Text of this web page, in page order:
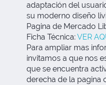
adaptación del
su moderno diseño
Pagina de Mercado
Ficha Técnica: VER
Para ampliar mas
invitamos a que nos
que se encuentra
derecha de la pagina